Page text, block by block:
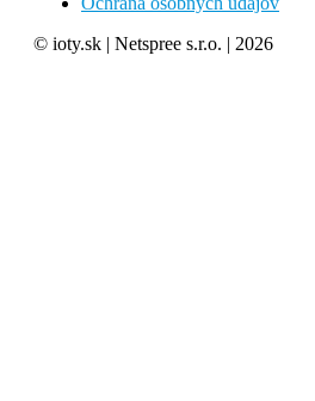
© ioty.sk | Netspree s.r.o. | 2026